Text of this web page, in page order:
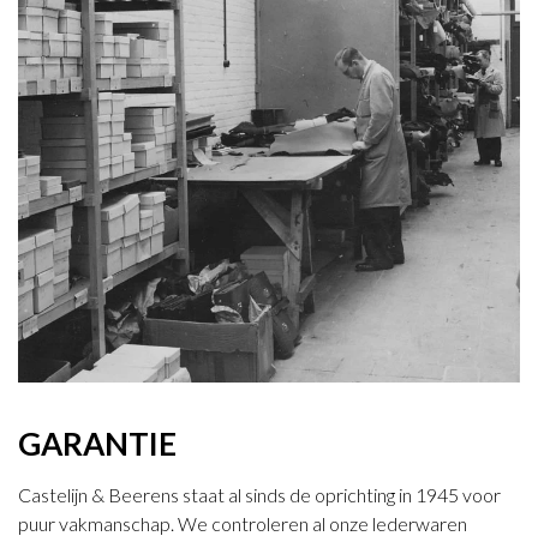
GARANTIE
Castelijn & Beerens staat al sinds de oprichting in 1945 voor
puur vakmanschap. We controleren al onze lederwaren